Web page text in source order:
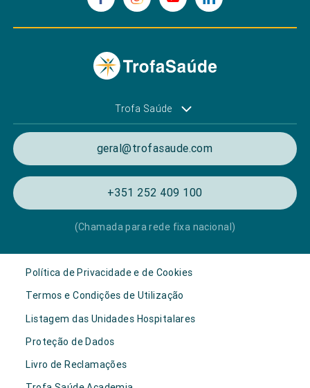
Trofa Saúde
geral@trofasaude.com
+351 252 409 100
(Chamada para rede fixa nacional)
Política de Privacidade e de Cookies
Termos e Condições de Utilização
Listagem das Unidades Hospitalares
Proteção de Dados
Livro de Reclamações